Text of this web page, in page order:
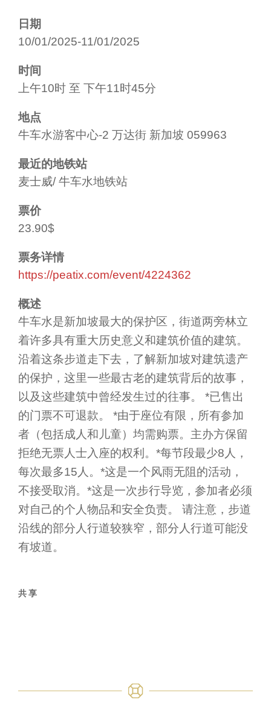
日期
10/01/2025-11/01/2025
时间
上午10时 至 下午11时45分
地点
牛车水游客中心-2 万达街 新加坡 059963
最近的地铁站
麦士威/ 牛车水地铁站
票价
23.90$
票务详情
https://peatix.com/event/4224362
概述
牛车水是新加坡最大的保护区，街道两旁林立
着许多具有重大历史意义和建筑价值的建筑。
沿着这条步道走下去，了解新加坡对建筑遗产
的保护，这里一些最古老的建筑背后的故事，
以及这些建筑中曾经发生过的往事。 *已售出
的门票不可退款。 *由于座位有限，所有参加
者（包括成人和儿童）均需购票。主办方保留
拒绝无票人士入座的权利。*每节段最少8人，
每次最多15人。*这是一个风雨无阻的活动，
不接受取消。*这是一次步行导览，参加者必须
对自己的个人物品和安全负责。 请注意，步道
沿线的部分人行道较狭窄，部分人行道可能没
有坡道。
共享